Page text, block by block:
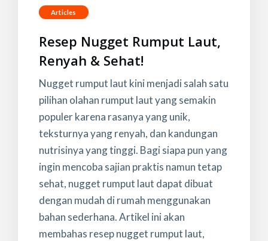
Articles
Resep Nugget Rumput Laut,
Renyah & Sehat!
Nugget rumput laut kini menjadi salah satu
pilihan olahan rumput laut yang semakin
populer karena rasanya yang unik,
teksturnya yang renyah, dan kandungan
nutrisinya yang tinggi. Bagi siapa pun yang
ingin mencoba sajian praktis namun tetap
sehat, nugget rumput laut dapat dibuat
dengan mudah di rumah menggunakan
bahan sederhana. Artikel ini akan
membahas resep nugget rumput laut,